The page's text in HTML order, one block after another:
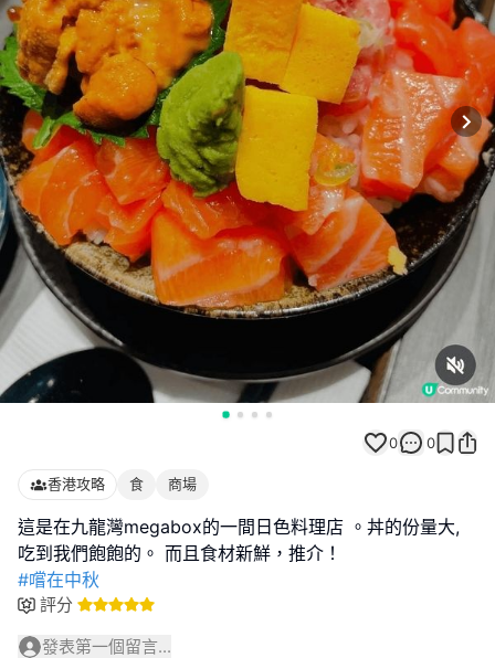
0 0
香港攻略 食 商場
這是在九龍灣megabox的一間日色料理店 。丼的份量大,
#嚐在中秋
評分
發表第一個留言...